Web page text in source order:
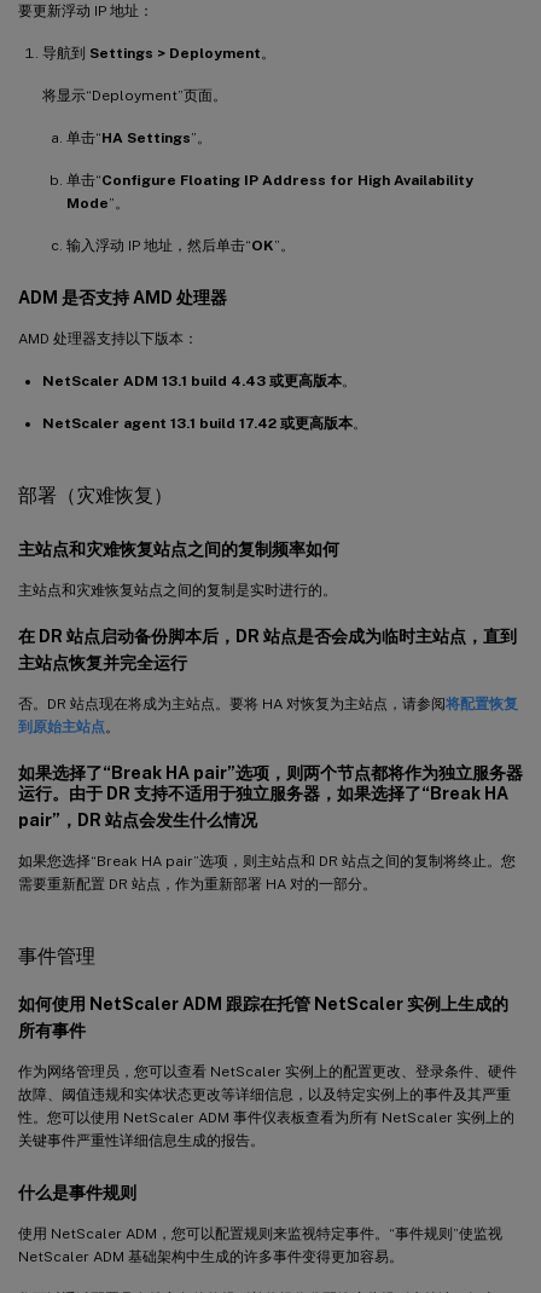
要更新浮动 IP 地址：
导航到 Settings > Deployment 。
将显示“Deployment”页面。
单击“HA Settings”。
单击“Configure Floating IP Address for High Availability
Mode”。
输入浮动 IP 地址，然后单击“OK”。
ADM 是否支持 AMD 处理器
AMD 处理器支持以下版本：
NetScaler ADM 13.1 build 4.43 或更高版本。
NetScaler agent 13.1 build 17.42 或更高版本。
部署（灾难恢复）
主站点和灾难恢复站点之间的复制频率如何
主站点和灾难恢复站点之间的复制是实时进行的。
在 DR 站点启动备份脚本后，DR 站点是否会成为临时主站点，直到
主站点恢复并完全运行
否。DR 站点现在将成为主站点。要将 HA 对恢复为主站点，请参阅将配置恢复
到原始主站点 。
如果选择了“Break HA pair”选项，则两个节点都将作为独立服务器
运行。由于 DR 支持不适用于独立服务器，如果选择了“Break HA
pair”，DR 站点会发生什么情况
如果您选择“Break HA pair”选项，则主站点和 DR 站点之间的复制将终止。您
需要重新配置 DR 站点，作为重新部署 HA 对的一部分。
事件管理
如何使用 NetScaler ADM 跟踪在托管 NetScaler 实例上生成的
所有事件
作为网络管理员，您可以查看 NetScaler 实例上的配置更改、登录条件、硬件
故障、阈值违规和实体状态更改等详细信息，以及特定实例上的事件及其严重
性。您可以使用 NetScaler ADM 事件仪表板查看为所有 NetScaler 实例上的
关键事件严重性详细信息生成的报告。
什么是事件规则
使用 NetScaler ADM，您可以配置规则来监视特定事件。“事件规则”使监视
NetScaler ADM 基础架构中生成的许多事件变得更加容易。